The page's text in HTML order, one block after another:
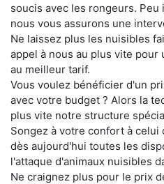
soucis avec les rongeurs.
nous vous assurons une
Ne laissez plus les nuisibles
appel à nous au plus vite
au meilleur tarif.
Vous voulez bénéficier d'un
avec votre budget ? Alors la
plus vite notre structure
Songez à votre confort à
dès aujourd'hui toutes les
l'attaque d'animaux nuisibles
Ne craignez plus pour le prix